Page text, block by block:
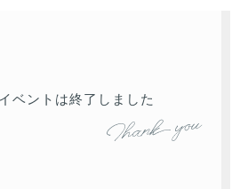
ベントは終了しました